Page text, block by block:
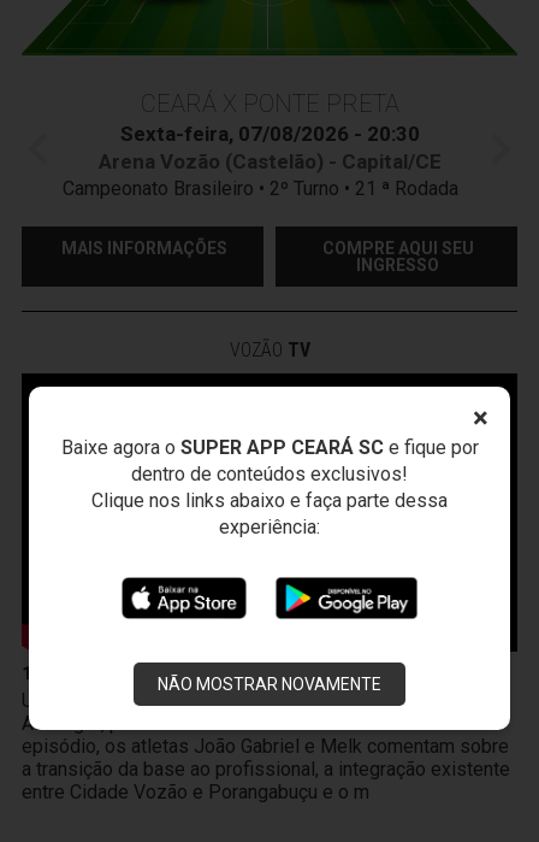
×
Baixe agora o SUPER APP CEARÁ SCe fique por
dentro de conteúdos exclusivos!
Clique nos links abaixo e faça parte dessa
experiência:
NÃO MOSTRAR NOVAMENTE
CEARÁ X PONTE PRETA
Sexta-feira, 07/08/2026 - 20:30
Arena Vozão (Castelão) - Capital/CE
Campeonato Brasileiro • 2º Turno • 21 ª Rodada
MAIS INFORMAÇÕES
COMPRE AQUI SEU
INGRESSO
VOZÃO TV
10 de Abril
Um novo produto chegou à Vozão TV! O PodFalar,
Alvinegro, podcast oficial do Ceará SC. No terceiro
episódio, os atletas João Gabriel e Melk comentam sobre
a transição da base ao profissional, a integração existente
entre Cidade Vozão e Porangabuçu e o m